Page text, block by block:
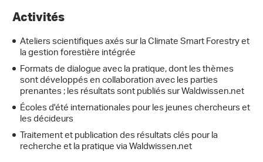
Activités
Ateliers scientifiques axés sur la Climate Smart Forestry et
la gestion forestière intégrée
Formats de dialogue avec la pratique, dont les thèmes
sont développés en collaboration avec les parties
prenantes ; les résultats sont publiés sur Waldwissen.net
Écoles d'été internationales pour les jeunes chercheurs et
les décideurs
Traitement et publication des résultats clés pour la
recherche et la pratique via Waldwissen.net